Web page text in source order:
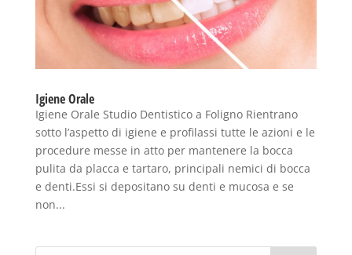
Igiene Orale
Igiene Orale Studio Dentistico a Foligno Rientrano
sotto l’aspetto di igiene e profilassi tutte le azioni e le
procedure messe in atto per mantenere la bocca
pulita da placca e tartaro, principali nemici di bocca
e denti.Essi si depositano su denti e mucosa e se
non...